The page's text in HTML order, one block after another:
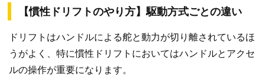
【慣性ドリフトのやり方】駆動方式ごとの違い
ドリフトはハンドルによる舵と動力が切り離されているほ
うがよく、特に慣性ドリフトにおいてはハンドルとアクセ
ルの操作が重要になります。